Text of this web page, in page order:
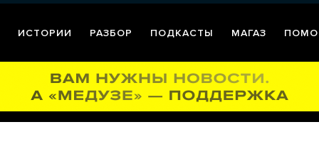
ИСТОРИИ РАЗБОР ПОДКАСТЫ МАГАЗ